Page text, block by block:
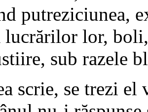
putreziciunea,
lucrărilor lor,
sub razele
scrie, se trezi el